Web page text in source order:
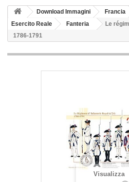
Download Immagini Francia
Esercito Reale
Fanteria
Le
1786-1791
Visualizza